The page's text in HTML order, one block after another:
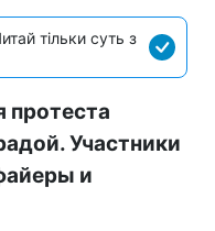
тільки суть з
протеста
Участники
и